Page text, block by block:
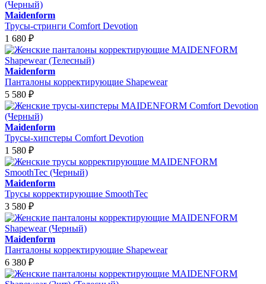
Maidenform
Трусы-стринги Comfort Devotion
1 680 ₽
Maidenform
Панталоны корректирующие Shapewear
5 580 ₽
Maidenform
Трусы-хипстеры Comfort Devotion
1 580 ₽
Maidenform
Трусы корректирующие SmoothTec
3 580 ₽
Maidenform
Панталоны корректирующие Shapewear
6 380 ₽